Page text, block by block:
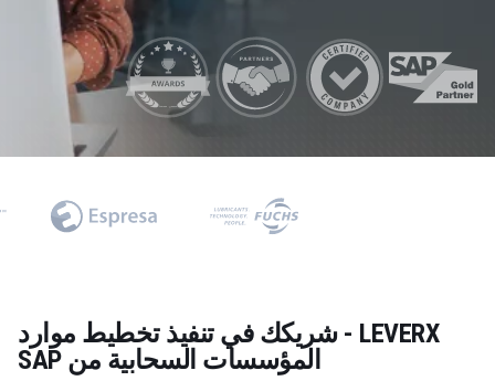
LEVERX - شريكك في تنفيذ تخطيط موارد
المؤسسات السحابية من SAP